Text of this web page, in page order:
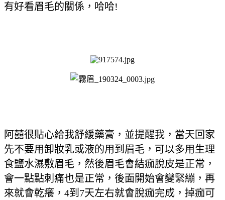
有好看眉毛的關係，哈哈!
阿囍很貼心給我舒緩藥膏，並提醒我，當天回家
先不要用卸妝乳或液的用到眉毛，可以多用生理
食鹽水濕敷眉毛，然後眉毛會結痂脫皮是正常，
會一點點刺痛也是正常，後面開始會變緊繃，再
來就會乾癢，4到7天左右就會脫痂完成，掉痂可